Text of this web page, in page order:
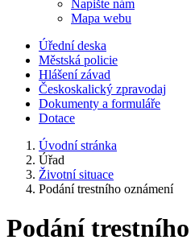
Napište nám
Mapa webu
Úřední deska
Městská policie
Hlášení závad
Českoskalický zpravodaj
Dokumenty a formuláře
Dotace
Úvodní stránka
Úřad
Životní situace
Podání trestního oznámení
Podání